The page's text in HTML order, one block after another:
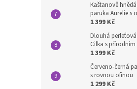
Kaštanově
paruka Aurelie s
1 399 Kč
Dlouhá
Cilka s
1 399 Kč
Červeno-černá
s rovnou ofinou
1 299 Kč